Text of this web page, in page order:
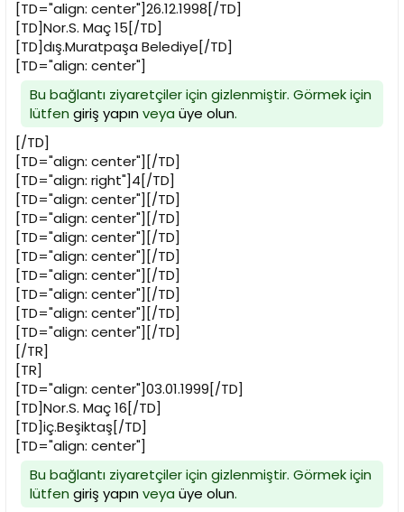
[TD="align: center"]26.12.1998[/TD]
[TD]Nor.S. Maç 15[/TD]
[TD]dış.Muratpaşa Belediye[/TD]
[TD="align: center"]
Bu bağlantı ziyaretçiler için gizlenmiştir. Görmek için
lütfen giriş yapınveya üye olun.
[/TD]
[TD="align: center"][/TD]
[TD="align: right"]4[/TD]
[TD="align: center"][/TD]
[TD="align: center"][/TD]
[TD="align: center"][/TD]
[TD="align: center"][/TD]
[TD="align: center"][/TD]
[TD="align: center"][/TD]
[TD="align: center"][/TD]
[TD="align: center"][/TD]
[/TR]
[TR]
[TD="align: center"]03.01.1999[/TD]
[TD]Nor.S. Maç 16[/TD]
[TD]iç.Beşiktaş[/TD]
[TD="align: center"]
Bu bağlantı ziyaretçiler için gizlenmiştir. Görmek için
lütfen giriş yapınveya üye olun.